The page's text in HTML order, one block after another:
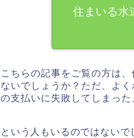
住まいる水
こちらの記事をご覧の方は
ないでしょうか？ただ、よ
の支払いに失敗してしまった
という人もいるのではない